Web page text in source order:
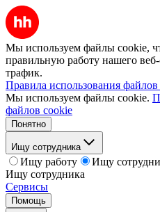
Мы используем файлы cookie,
правильную работу нашего веб-
трафик.
Правила использования
Мы используем файлы cookie.
файлов cookie
Понятно
Ищу сотрудника
Ищу работу
Ищу
Ищу сотрудника
Сервисы
Помощь